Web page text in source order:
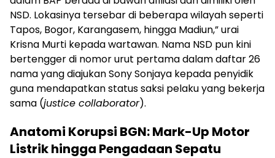
NSD. Lokasinya tersebar di beberapa wilayah seperti
Tapos, Bogor, Karangasem, hingga Madiun,” urai
Krisna Murti kepada wartawan. Nama NSD pun kini
bertengger di nomor urut pertama dalam daftar 26
nama yang diajukan Sony Sonjaya kepada penyidik
guna mendapatkan status saksi pelaku yang bekerja
sama (justice collaborator).
Anatomi Korupsi BGN: Mark-Up Motor
Listrik hingga Pengadaan Sepatu